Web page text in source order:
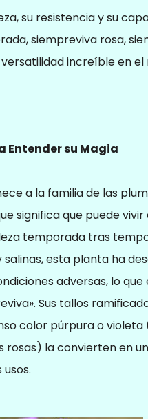
su resistencia y su
siempreviva rosa,
increíble en el
Entender su Magia
a la familia de las
significa que puede
temporada tras
salinas, esta planta ha
adversas, lo que
Sus tallos
color púrpura o violeta
rosas) la convierten en